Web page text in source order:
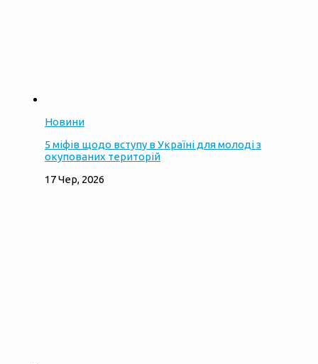
Новини
5 міфів щодо вступу в Україні для молоді з
окупованих територій
17 Чер, 2026